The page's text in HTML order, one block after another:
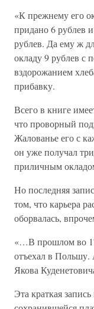
«К прежнему его
придано 6 рублев
рублев. Да ему ж
окладу 9 рублев с
вздорожанием
прибавку.
Всего в книге
что проворный
Жалованье его с
он уже получал
приличным
Но последняя
том, что карьера
оборвалась,
«…В прошлом во
отъехал в Польшу.
Якова
Эта краткая